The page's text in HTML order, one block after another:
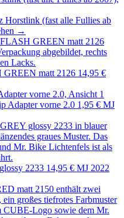
Horstlink (fast alle Fullies ab
→
matt 2126 14,95 €
Adapter vorne 2.0 1,95 € MJ
2233 14,95 € MJ 2022